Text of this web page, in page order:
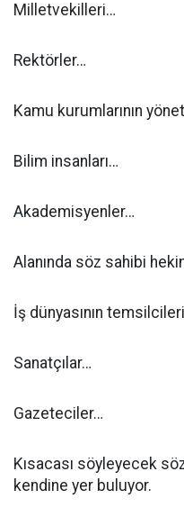
Milletvekilleri…
Rektörler…
Kamu kurumlarının
Bilim insanları…
Akademisyenler…
Alanında söz sahibi
İş dünyasının
Sanatçılar…
Gazeteciler…
Kısacası söyleyecek
kendine yer buluyor.